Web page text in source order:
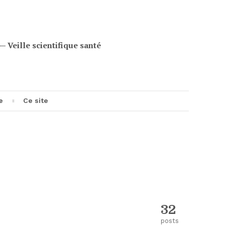
— Veille scientifique santé
Ce site
32
posts